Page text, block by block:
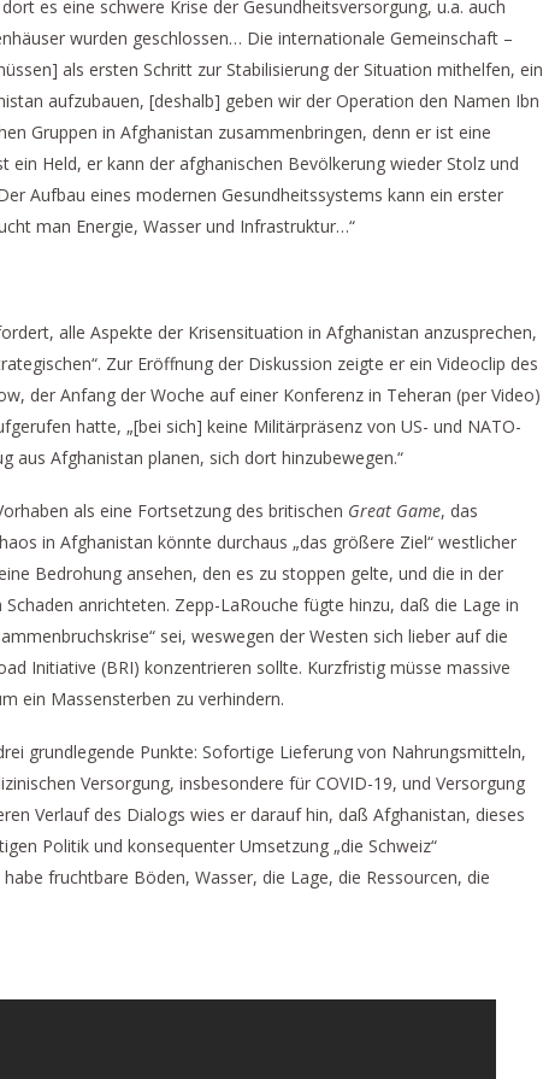
es eine schwere Krise der Gesundheitsversorgung, u.a. auch
wurden geschlossen… Die internationale Gemeinschaft –
als ersten Schritt zur Stabilisierung der Situation mithelfen, ein
aufzubauen, [deshalb] geben wir der Operation den Namen Ibn
Gruppen in Afghanistan zusammenbringen, denn er ist eine
ein Held, er kann der afghanischen Bevölkerung wieder Stolz und
Aufbau eines modernen Gesundheitssystems kann ein erster
man Energie, Wasser und Infrastruktur…“
alle Aspekte der Krisensituation in Afghanistan anzusprechen,
Zur Eröffnung der Diskussion zeigte er ein Videoclip des
der Anfang der Woche auf einer Konferenz in Teheran (per Video)
hatte, „[bei sich] keine Militärpräsenz von US- und NATO-
aus Afghanistan planen, sich dort hinzubewegen.“
als eine Fortsetzung des britischen Great Game, das
in Afghanistan könnte durchaus „das größere Ziel“ westlicher
Bedrohung ansehen, den es zu stoppen gelte, und die in der
anrichteten. Zepp-LaRouche fügte hinzu, daß die Lage in
sei, weswegen der Westen sich lieber auf die
Initiative (BRI) konzentrieren sollte. Kurzfristig müsse massive
ein Massensterben zu verhindern.
grundlegende Punkte: Sofortige Lieferung von Nahrungsmitteln,
Versorgung, insbesondere für COVID-19, und Versorgung
Verlauf des Dialogs wies er darauf hin, daß Afghanistan, dieses
Politik und konsequenter Umsetzung „die Schweiz“
fruchtbare Böden, Wasser, die Lage, die Ressourcen, die